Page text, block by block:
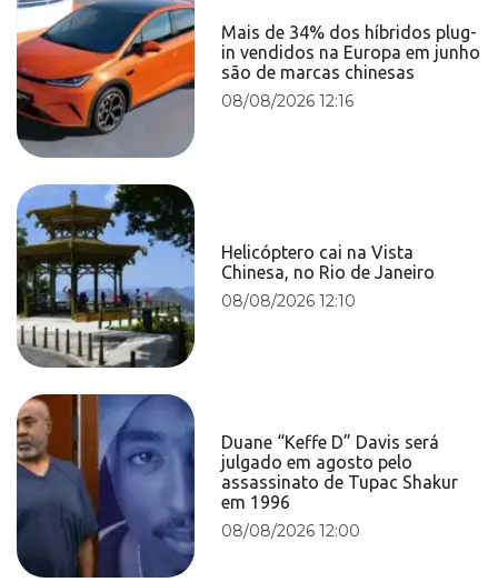
Mais de 34% dos híbridos plug-
in vendidos na Europa em junho
são de marcas chinesas
08/08/2026 12:16
Helicóptero cai na Vista
Chinesa, no Rio de Janeiro
08/08/2026 12:10
Duane “Keffe D” Davis será
julgado em agosto pelo
assassinato de Tupac Shakur
em 1996
08/08/2026 12:00